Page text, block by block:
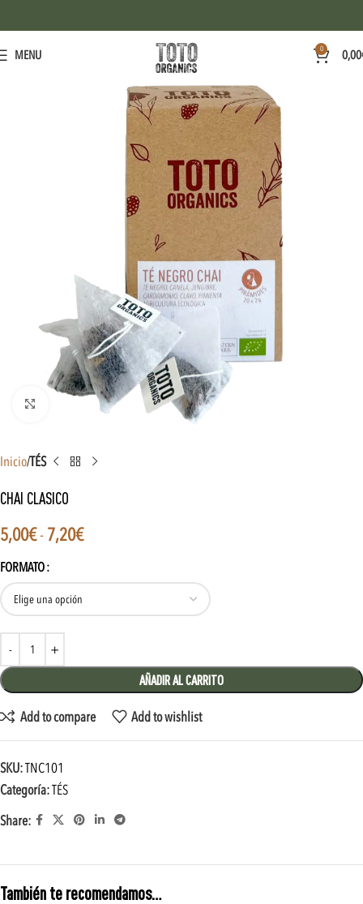
MENU 0 0,00
Click to enlarge
InicioTÉS
CHAI CLASICO
5,00€-7,20€
FORMATO
AÑADIR AL CARRITO
Add to compare Add to wishlist
SKU:TNC101
Categoría:TÉS
Share:
También te recomendamos…